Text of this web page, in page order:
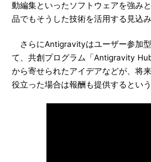
動編集といったソフトウェアを強み
品でもそうした技術を活用する見込み
さらにAntigravityはユーザー参加
て、共創プログラム「Antigravity
から寄せられたアイデアなどが、将
役立った場合は報酬も提供するという